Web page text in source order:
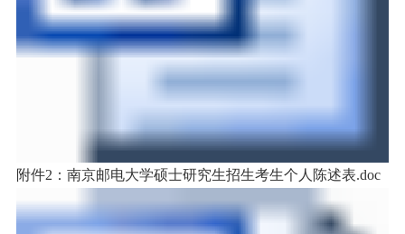
附件2：南京邮电大学硕士研究生招生考生个人陈述表.doc